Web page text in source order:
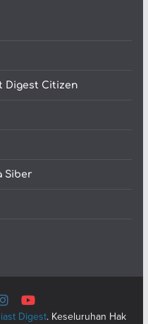
Digest Citizen
Siber
Digest. Keseluruhan Hak